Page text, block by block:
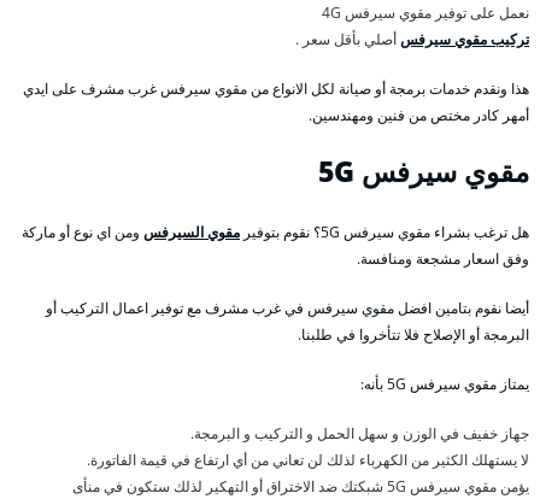
نعمل على توفير مقوي سيرفس 4G
تركيب مقوي سيرفسأصلي بأقل سعر .
هذا ونقدم خدمات برمجة أو صيانة لكل الانواع من مقوي سيرفس غرب مشرف على ايدي
أمهر كادر مختص من فنين ومهندسين.
مقوي سيرفس 5 G
هل ترغب بشراء مقوي سيرفس 5G؟ نقوم بتوفير مقوي السيرفس ومن اي نوع أو ماركة
وفق اسعار مشجعة ومنافسة.
أيضا نقوم بتامين افضل مقوي سيرفس في غرب مشرف مع توفير اعمال التركيب أو
البرمجة أو الإصلاح فلا تتأخروا في طلبنا.
يمتاز مقوي سيرفس 5G بأنه:
جهاز خفيف في الوزن و سهل الحمل و التركيب و البرمجة.
لا يستهلك الكثير من الكهرباء لذلك لن تعاني من أي ارتفاع في قيمة الفاتورة.
يؤمن مقوي سيرفس 5G شبكتك ضد الاختراق أو التهكير لذلك ستكون في منأى